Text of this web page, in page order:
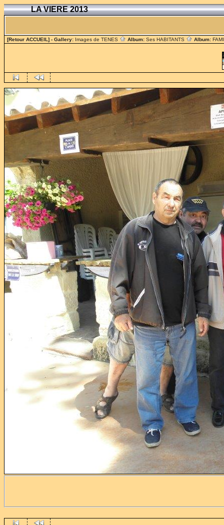
LA VIERE 2013
[Retour ACCUEIL] - Gallery: Images de TENES Album: Ses HABITANTS Album: